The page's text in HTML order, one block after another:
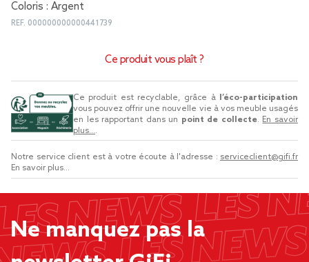
Coloris : Argent
REF. 000000000000441739
Ce produit vous plaît ?
Ce produit est recyclable, grâce à
l’éco-participation
vous pouvez offrir une nouvelle vie à vos meuble usagés
en les rapportant dans un point de collecte. En savoir
plus....
Notre service client est à votre écoute à l'adresse : serviceclient@gifi.fr
En savoir plus...
Ne manquez pas la